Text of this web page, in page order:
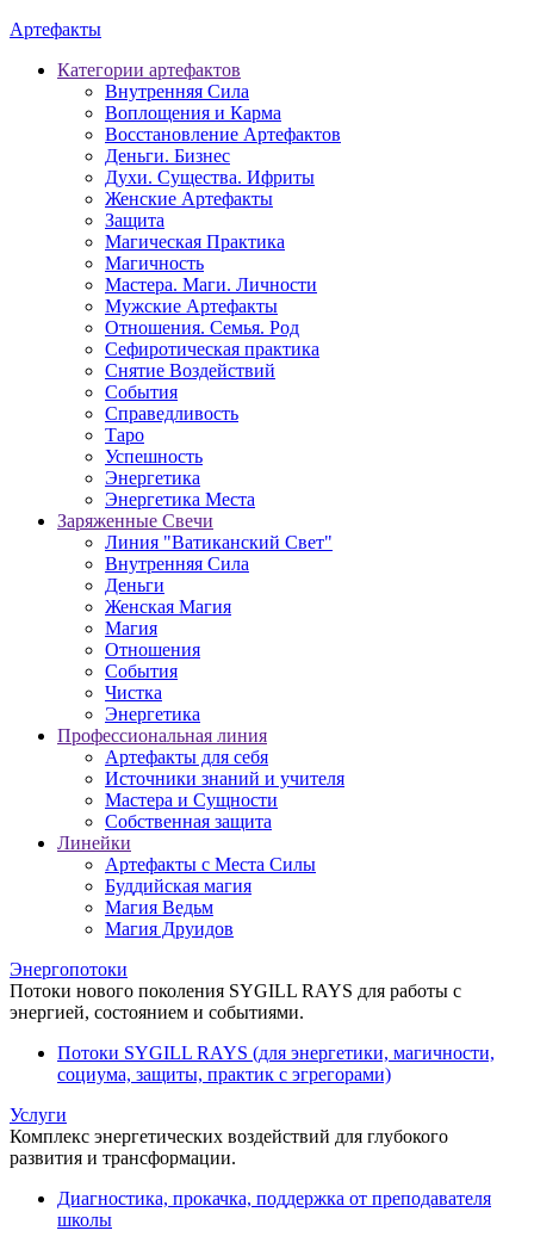
Артефакты
Категории артефактов
Внутренняя Сила
Воплощения и Карма
Восстановление Артефактов
Деньги. Бизнес
Духи. Существа. Ифриты
Женские Артефакты
Защита
Магическая Практика
Магичность
Мастера. Маги. Личности
Мужские Артефакты
Отношения. Семья. Род
Сефиротическая практика
Снятие Воздействий
События
Справедливость
Таро
Успешность
Энергетика
Энергетика Места
Заряженные Свечи
Линия "Ватиканский Свет"
Внутренняя Сила
Деньги
Женская Магия
Магия
Отношения
События
Чистка
Энергетика
Профессиональная линия
Артефакты для себя
Источники знаний и учителя
Мастера и Сущности
Собственная защита
Линейки
Артефакты с Места Силы
Буддийская магия
Магия Ведьм
Магия Друидов
Энергопотоки
Потоки нового поколения SYGILL RAYS для работы с
энергией, состоянием и событиями.
Потоки SYGILL RAYS (для энергетики, магичности,
социума, защиты, практик с эгрегорами)
Услуги
Комплекс энергетических воздействий для глубокого
развития и трансформации.
Диагностика, прокачка, поддержка от преподавателя
школы